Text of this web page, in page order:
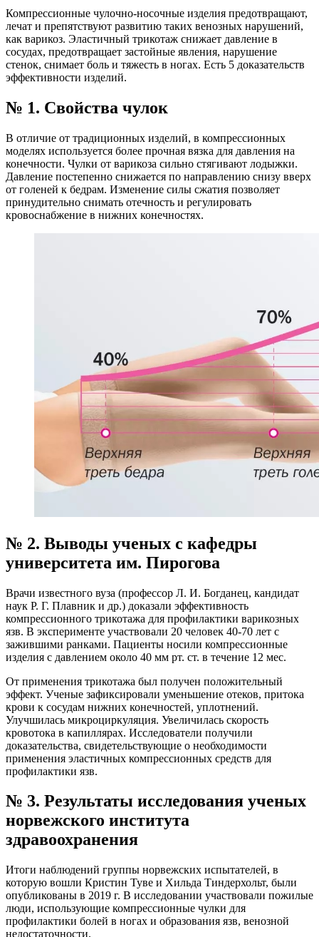
Компрессионные чулочно-носочные изделия предотвращают,
лечат и препятствуют развитию таких венозных нарушений,
как варикоз. Эластичный трикотаж снижает давление в
сосудах, предотвращает застойные явления, нарушение
стенок, снимает боль и тяжесть в ногах. Есть 5 доказательств
эффективности изделий.
№ 1. Свойства чулок
В отличие от традиционных изделий, в компрессионных
моделях используется более прочная вязка для давления на
конечности. Чулки от варикоза сильно стягивают лодыжки.
Давление постепенно снижается по направлению снизу вверх
от голеней к бедрам. Изменение силы сжатия позволяет
принудительно снимать отечность и регулировать
кровоснабжение в нижних конечностях.
№ 2. Выводы ученых с кафедры
университета им. Пирогова
Врачи известного вуза (профессор Л. И. Богданец, кандидат
наук Р. Г. Плавник и др.) доказали эффективность
компрессионного трикотажа для профилактики варикозных
язв. В эксперименте участвовали 20 человек 40-70 лет с
зажившими ранками. Пациенты носили компрессионные
изделия с давлением около 40 мм рт. ст. в течение 12 мес.
От применения трикотажа был получен положительный
эффект. Ученые зафиксировали уменьшение отеков, притока
крови к сосудам нижних конечностей, уплотнений.
Улучшилась микроциркуляция. Увеличилась скорость
кровотока в капиллярах. Исследователи получили
доказательства, свидетельствующие о необходимости
применения эластичных компрессионных средств для
профилактики язв.
№ 3. Результаты исследования ученых
норвежского института
здравоохранения
Итоги наблюдений группы норвежских испытателей, в
которую вошли Кристин Туве и Хильда Тиндерхольт, были
опубликованы в 2019 г. В исследовании участвовали пожилые
люди, использующие компрессионные чулки для
профилактики болей в ногах и образования язв, венозной
недостаточности.